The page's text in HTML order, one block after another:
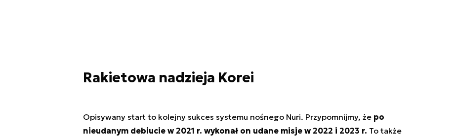
Rakietowa nadzieja Korei
Opisywany start to kolejny sukces systemu nośnego Nuri. Przypomnijmy, że po
nieudanym debiucie w 2021 r. wykonał on udane misje w 2022 i 2023 r. To także